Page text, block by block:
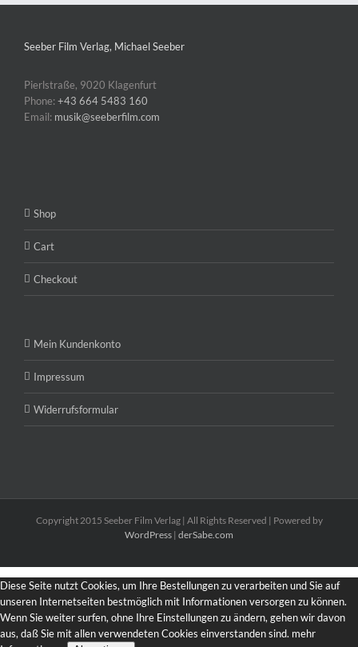
Seeber Film Verlag, Michael Seeber
Pierlstraße, 9020 Klagenfurt
Phone:+43 664 5483 160
Email: musik@seeberfilm.com
Shop
Cart
Checkout
Mein Kundenkonto
Impressum
Widerrufsformular
Copyright 2015 Seeber Film Verlag | All Rights Reserved | Powered by
WordPress | derSabe.com
Diese Seite nutzt Cookies, um Ihre Bestellungen zu verarbeiten und Sie auf
unseren Internetseiten bestmöglich mit Informationen versorgen zu können.
Wenn Sie weiter surfen, ohne Ihre Einstellungen zu ändern, gehen wir davon
aus, daß Sie mit allen verwendeten Cookies einverstanden sind. mehr